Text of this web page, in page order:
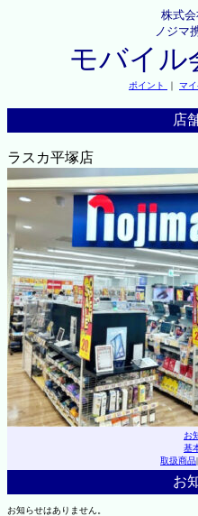
株式
ノジマ
モバイル
ポイント ｜ マ
店
ラスカ平塚店
お
基
取扱商品|
お
お知らせはありません。